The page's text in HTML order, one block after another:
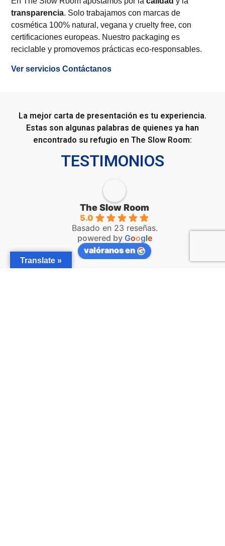
transparencia. Solo trabajamos con marcas de
cosmética 100% natural, vegana y cruelty free, con
certificaciones europeas. Nuestro packaging es
reciclable y promovemos prácticas eco‑responsables.
Ver servicios Contáctanos
La mejor carta de presentación es tu experiencia.
Estas son algunas palabras de quienes ya han
encontrado su refugio en The Slow Room:
TESTIMONIOS
The Slow Room
5.0
Basado en 23 reseñas.
powered by Google
valóranos en
Translate »